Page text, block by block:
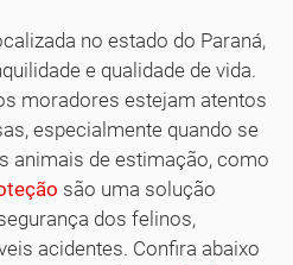
no estado do Paraná,
e qualidade de vida.
moradores estejam atentos
especialmente quando se
animais de estimação, como
são uma solução
dos felinos,
acidentes. Confira abaixo